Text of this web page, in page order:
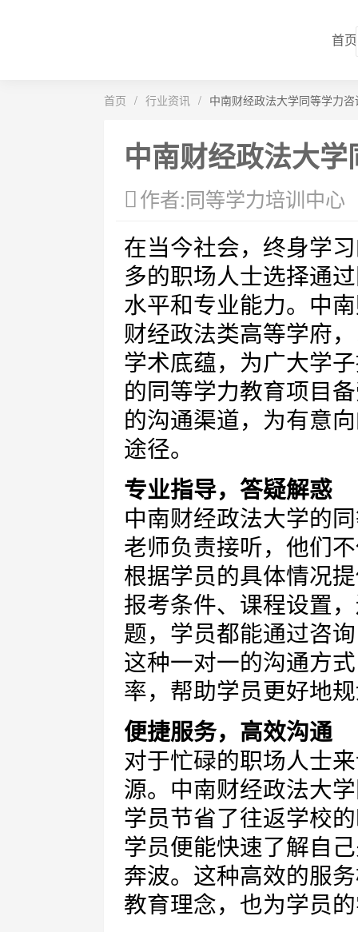
首页
首页 / 行业资讯 / 中南财经政法大学同等学力
中南财经政法大
作者:同等学力培训中心
在当今社会，终身学
多的职场人士选择通
水平和专业能力。中
财经政法类高等学府
学术底蕴，为广大学
的同等学力教育项目
的沟通渠道，为有意
途径。
专业指导，答疑解惑
中南财经政法大学的
老师负责接听，他们
根据学员的具体情况
报考条件、课程设置
题，学员都能通过咨
这种一对一的沟通方
率，帮助学员更好地
便捷服务，高效沟通
对于忙碌的职场人士
源。中南财经政法大
学员节省了往返学校
学员便能快速了解自
奔波。这种高效的服
教育理念，也为学员